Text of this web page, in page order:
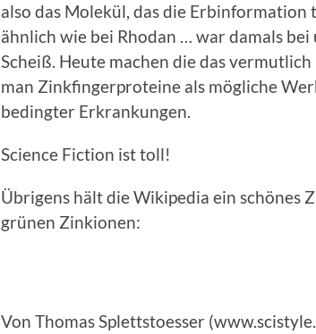
also das Molekül, das die
ähnlich wie bei Rhodan … war damals
Scheiß. Heute machen die das
man Zinkfingerproteine als mögliche
bedingter Erkrankungen.
Science Fiction ist toll!
Übrigens hält die Wikipedia ein schönes
grünen Zinkionen:
Von Thomas Splettstoesser